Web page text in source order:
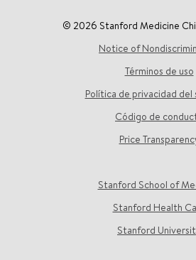
© 2026 Stanford Medicine
Notice of
Términos de uso
Política de privacidad del
Código de
Price
Stanford School of
Stanford Health
Stanford